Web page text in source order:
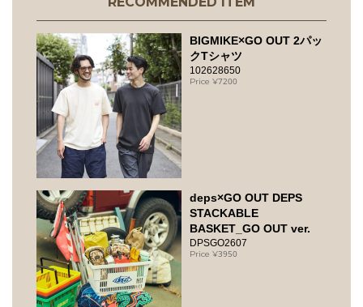
BIGMIKE×GO OUT 2パッ
クTシャツ
102628650
7200
deps×GO OUT DEPS
STACKABLE
BASKET_GO OUT ver.
DPSGO2607
3950